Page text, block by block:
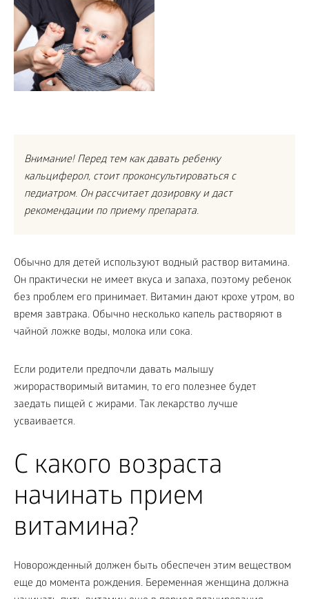
Внимание! Перед тем как давать ребенку
кальциферол, стоит проконсультироваться с
педиатром. Он рассчитает дозировку и даст
рекомендации по приему препарата.
Обычно для детей используют водный раствор витамина.
Он практически не имеет вкуса и запаха, поэтому ребенок
без проблем его принимает. Витамин дают крохе утром, во
время завтрака. Обычно несколько капель растворяют в
чайной ложке воды, молока или сока.
Если родители предпочли давать малышу
жирорастворимый витамин, то его полезнее будет
заедать пищей с жирами. Так лекарство лучше
усваивается.
С какого возраста
начинать прием
витамина?
Новорожденный должен быть обеспечен этим веществом
еще до момента рождения. Беременная женщина должна